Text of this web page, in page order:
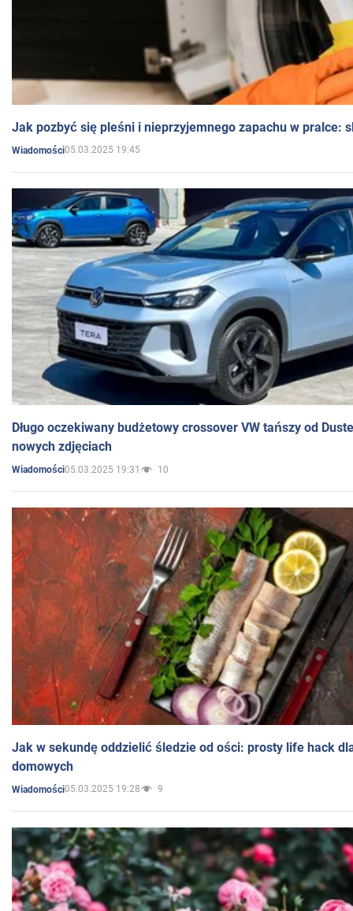
Jak pozbyć się pleśni i nieprzyjemnego zapachu w pralce:
Wiadomości05.03.2025 19:45
Długo oczekiwany budżetowy crossover VW tańszy od
nowych zdjęciach
Wiadomości05.03.2025 19:31 10
Jak w sekundę oddzielić śledzie od ości: prosty life hack
domowych
Wiadomości05.03.2025 19:28 9